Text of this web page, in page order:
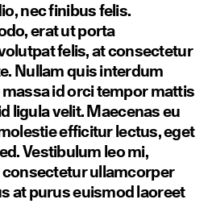
nec finibus felis.
erat ut porta
felis, at consectetur
Nullam quis interdum
id orci tempor mattis
ligula velit. Maecenas eu
efficitur lectus, eget
Vestibulum leo mi,
ullamcorper
at purus euismod laoreet